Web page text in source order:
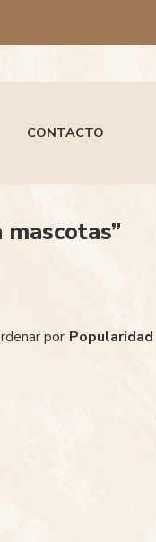
CONTACTO
por Popularidad